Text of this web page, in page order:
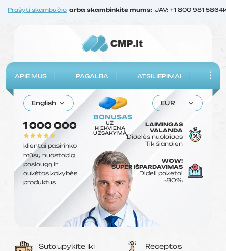
Prašyti skambučio arba skambinkite mums: JAV: +1 800 981 5864
APIE MUS PAGALBA ATSILIEPIMAI
BONUSAS
UŽ
KIEKVIENĄ
UŽSAKYMĄ
English EUR
1 000 000
klientai pasirinko
mūsų nuostabią
paslaugą ir
aukštos kokybės
produktus
LAIMINGAS
VALANDA
Didelės nuolaidos
Tik šiandien
WOW!
SUPER IŠPARDAVIMAS
Dideli paketai
-80%
Sutaupykite iki
Receptas